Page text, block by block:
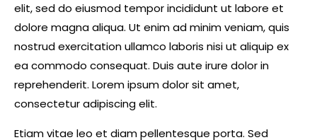
elit, sed do eiusmod tempor incididunt ut labore et
dolore magna aliqua. Ut enim ad minim veniam, quis
nostrud exercitation ullamco laboris nisi ut aliquip ex
ea commodo consequat. Duis aute irure dolor in
reprehenderit. Lorem ipsum dolor sit amet,
consectetur adipiscing elit.
Etiam vitae leo et diam pellentesque porta. Sed